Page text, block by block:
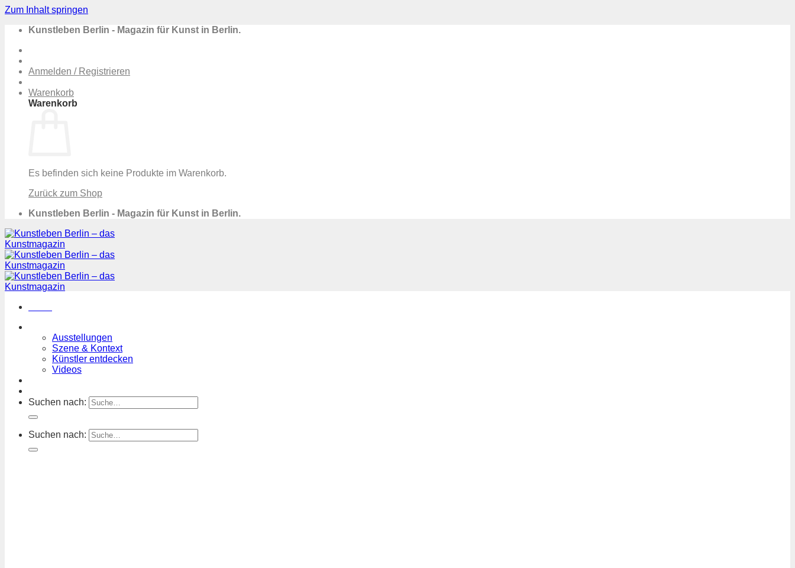
Zum Inhalt springen
Kunstleben Berlin - Magazin für Kunst in Berlin.
Anmelden / Registrieren
Warenkorb
Warenkorb
Es befinden sich keine Produkte im Warenkorb.
Zurück zum Shop
Kunstleben Berlin - Magazin für Kunst in Berlin.
Ausstellungen
Szene & Kontext
Künstler entdecken
Videos
Suchen nach:
Suchen nach: